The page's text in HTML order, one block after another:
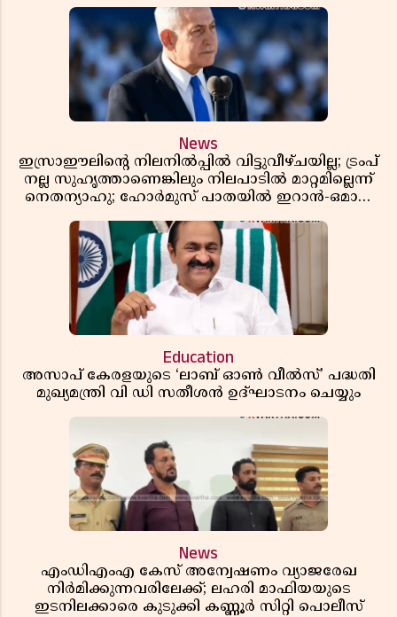
News
ഇസ്രാഈലിന്റെ നിലനിൽപ്പിൽ വിട്ടുവീഴ്ചയില്ല; ട്രംപ്
നല്ല സുഹൃത്താണെങ്കിലും നിലപാടിൽ മാറ്റമില്ലെന്ന്
നെതന്യാഹു; ഹോർമുസ് പാതയിൽ ഇറാൻ-ഒമാൻ
Education
അസാപ് കേരളയുടെ ‘ലാബ് ഓൺ വീൽസ്’ പദ്ധതി
മുഖ്യമന്ത്രി വി ഡി സതീശൻ ഉദ്ഘാടനം ചെയ്യും
News
എംഡിഎംഎ കേസ് അന്വേഷണം വ്യാജരേഖ
നിർമിക്കുന്നവരിലേക്ക്; ലഹരി മാഫിയയുടെ
ഇടനിലക്കാരെ കുടുക്കി കണ്ണൂർ സിറ്റി പൊലീസ്